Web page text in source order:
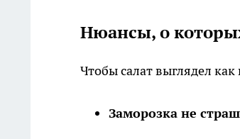
Нюансы, о
Чтобы салат выглядел
Заморозка не